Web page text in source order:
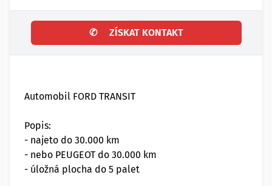
✆ ZÍSKAT KONTAKT
Automobil FORD TRANSIT
Popis:
- najeto do 30.000 km
- nebo PEUGEOT do 30.000 km
- úložná plocha do 5 palet